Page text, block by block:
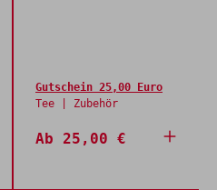
Gutschein 25,00 Euro
Tee | Zubehör
Ab 25,00 €